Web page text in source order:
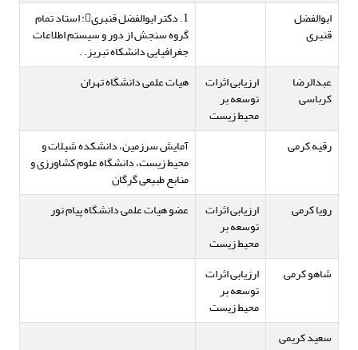
ابوالفضل
قنبری
1. دکتر ابوالفضل قنبری: استاد تمام
گروه سنجش از دور و سیستم اطلاعات
جغرافیایی دانشکاه تبریز. .
عبدالرضا
کرباسی
ارزیابی اثرات
توسعه بر
محیط زیست
هیات علمی دانشگاه تهران
رقیه کرمی آمایش سرزمین، دانشکده شیلات و
محیط زیست، دانشگاه علوم کشاورزی و
منابع طبیعی گرگان
رویا کرمی
ارزیابی اثرات
توسعه بر
محیط زیست
عضو هیات علمی دانشگاه پیام نور
شاهو کرمی ارزیابی اثرات
توسعه بر
محیط زیست
سعید کریمی